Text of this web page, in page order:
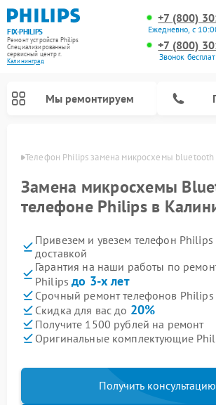
FIX-PHILIPS
Ремонт устройств Philips
Специализированный
cервисный центр г.
Калининград
+7 (800)
Ежедневно, с
+7 (800)
Звонок
Мы ремонтируем
Телефон Philips замена микросхемы bluetooth
Замена микросхемы
телефоне Philips в
Привезем и увезем телефон Philips
доставкой
Гарантия на наши работы по
Philipsдо 3-х лет
Срочный ремонт телефонов Philips
Скидка для вас до 20%
Получите 1500 рублей на ремонт
Оригинальные комплектующие
Получить консультацию